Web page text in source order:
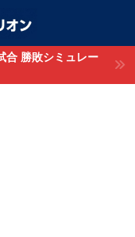
合 勝敗シミュレー